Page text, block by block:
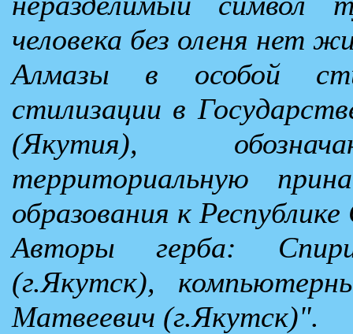
человека без оленя нет
Алмазы в особой
стилизации в
(Якутия),
территориальную
образования к
Авторы герба:
(г.Якутск),
Матвеевич (г.Якутск)".